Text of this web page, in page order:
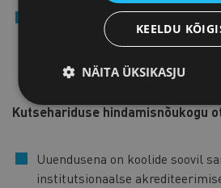
Uuendusena on lisatud, et
kool on näidanud silmapaistvaid
‘tunnustust vääriv’ (uue mudeli
Kutsehariduse hindamisnõukogu
Uuendusena on koolide soovil
institutsionaalse
KEELDU
NÄITA ÜKSIKASJU